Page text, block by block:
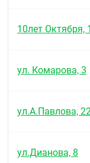
Не превышать
повышенной
любому
сохраняются
Препарат
учитывать
10лет Октября,
ул. Комарова, 3
ул.А.Павлова,
ул.Дианова, 8